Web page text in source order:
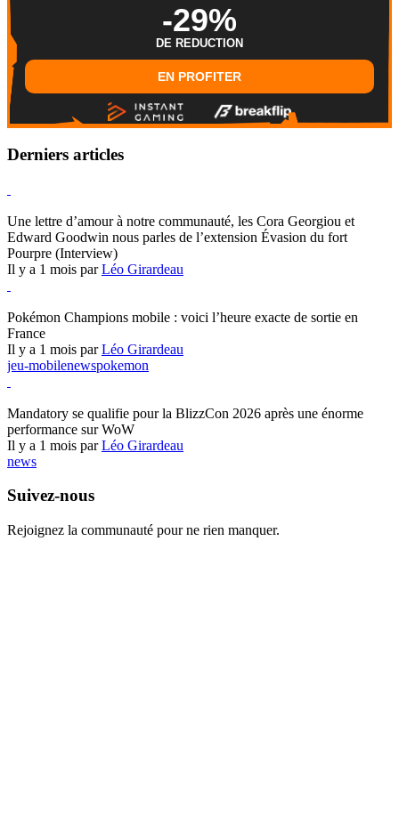
-29%
DE REDUCTION
EN PROFITER
Derniers articles
Une lettre d’amour à notre communauté, les Cora Georgiou et
Edward Goodwin nous parles de l’extension Évasion du fort
Pourpre (Interview)
Il y a 1 mois parLéo Girardeau
Pokémon Champions mobile : voici l’heure exacte de sortie en
France
Il y a 1 mois parLéo Girardeau
jeu-mobilenewspokemon
Mandatory se qualifie pour la BlizzCon 2026 après une énorme
performance sur WoW
Il y a 1 mois parLéo Girardeau
news
Suivez-nous
Rejoignez la communauté pour ne rien manquer.